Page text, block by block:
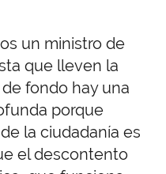
un ministro de
que lleven la
fondo hay una
porque
la ciudadanía es
el descontento